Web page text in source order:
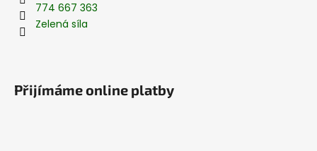
774 667 363
Zelená síla
Přijímáme online platby